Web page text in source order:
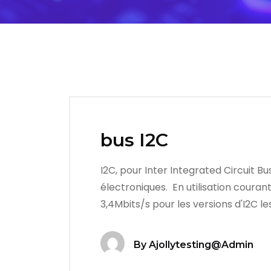
bus I2C
I2C, pour Inter Integrated Circuit
électroniques. En utilisation
3,4Mbits/s pour les versions d'I2C
ByAjollytesting@admin